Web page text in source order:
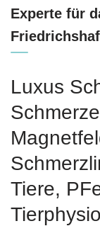
Experte für
Luxus
Tiere,